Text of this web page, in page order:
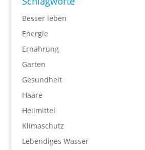
Besser leben
Energie
Ernährung
Garten
Gesundheit
Haare
Heilmittel
Klimaschutz
Lebendiges Wasser